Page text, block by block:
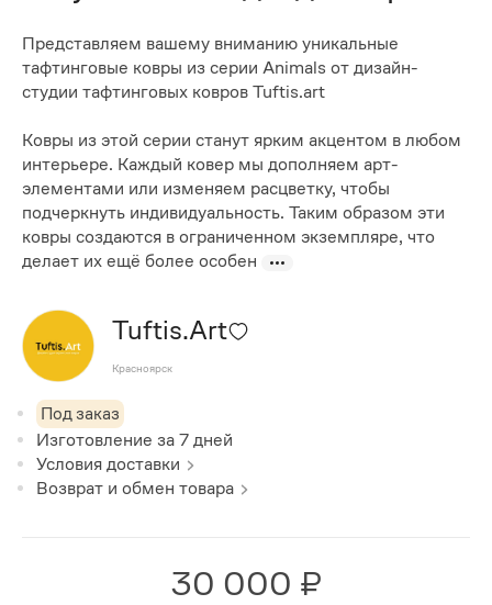
Представляем вашему вниманию уникальные
тафтинговые ковры из серии Animals от дизайн-
студии тафтинговых ковров Tuftis.art
Ковры из этой серии станут ярким акцентом в любом
интерьере. Каждый ковер мы дополняем арт-
элементами или изменяем расцветку, чтобы
подчеркнуть индивидуальность. Таким образом эти
ковры создаются в ограниченном экземпляре, что
делает их ещё более особен
Tuftis.Art
Красноярск
Под заказ
Изготовление за7 дней
Условия доставки
Возврат и обмен товара
30 000 ₽